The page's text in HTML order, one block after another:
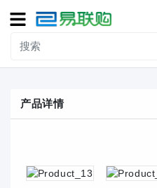
导
航
接线端子
联系我们
产品详情